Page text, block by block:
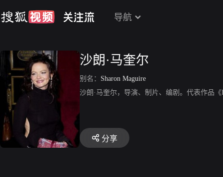
导航
沙朗·马奎尔
别名： Sharon Maguire
沙朗·马奎尔，导演、制片、编剧。代表作品
分享